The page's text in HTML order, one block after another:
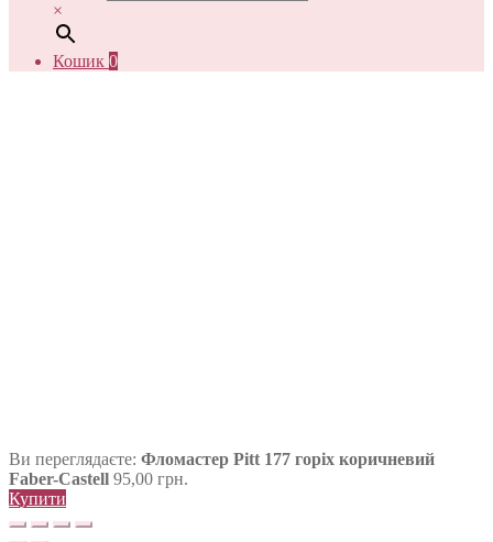
×
Кошик 0
Ви переглядаєте: Фломастер Pitt 177 горіх коричневий
Faber-Castell 95,00 грн.
Купити